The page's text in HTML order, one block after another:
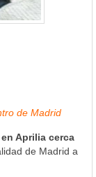
de Madrid
Aprilia cerca
de Madrid a